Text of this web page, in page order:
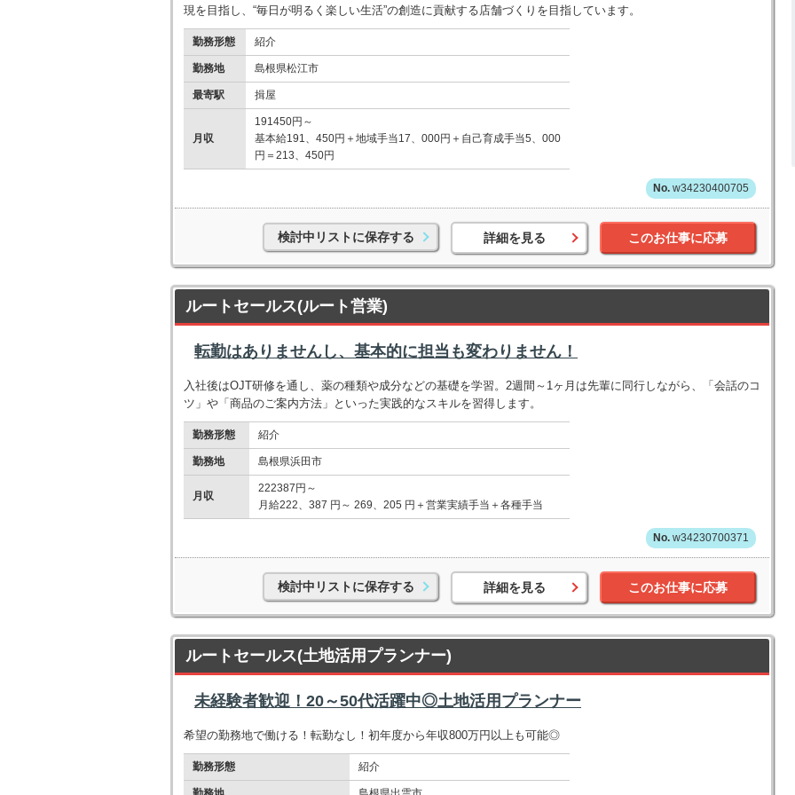
現を目指し、“毎日が明るく楽しい生活”の創造に貢献する店舗づくりを目指しています。
勤務形態 紹介
勤務地 島根県松江市
最寄駅 揖屋
月収
191450円～
基本給191、450円＋地域手当17、000円＋自己育成手当5、000
円＝213、450円
w34230400705
検討中リストに保存する 詳細を見る このお仕事に応募
ルートセールス(ルート営業)
転勤はありませんし、基本的に担当も変わりません！
入社後はOJT研修を通し、薬の種類や成分などの基礎を学習。2週間～1ヶ月は先輩に同行しながら、「会話のコ
ツ」や「商品のご案内方法」といった実践的なスキルを習得します。
勤務形態 紹介
勤務地 島根県浜田市
月収
222387円～
月給222、387 円～ 269、205 円＋営業実績手当＋各種手当
w34230700371
検討中リストに保存する 詳細を見る このお仕事に応募
ルートセールス(土地活用プランナー)
未経験者歓迎！20～50代活躍中◎土地活用プランナー
希望の勤務地で働ける！転勤なし！初年度から年収800万円以上も可能◎
勤務形態 紹介